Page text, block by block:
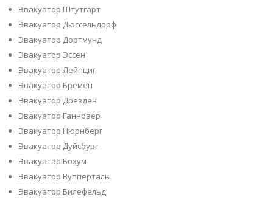
Эвакуатор Штутгарт
Эвакуатор Дюссельдорф
Эвакуатор Дортмунд
Эвакуатор Эссен
Эвакуатор Лейпциг
Эвакуатор Бремен
Эвакуатор Дрезден
Эвакуатор Ганновер
Эвакуатор Нюрнберг
Эвакуатор Дуйсбург
Эвакуатор Бохум
Эвакуатор Вупперталь
Эвакуатор Билефельд